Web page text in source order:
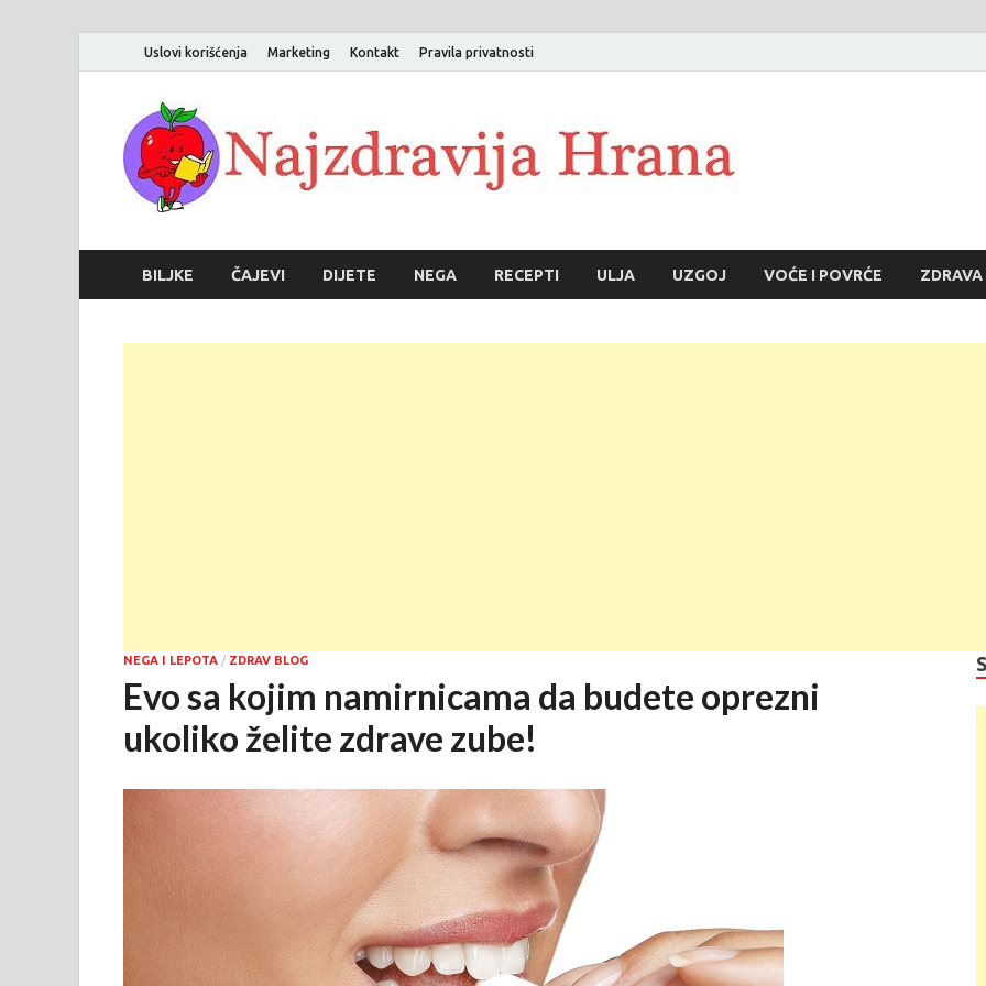
Uslovi korišćenja Marketing Kontakt Pravila privatnosti
BILJKE ČAJEVI DIJETE NEGA RECEPTI ULJA UZGOJ VOĆE I POVRĆE
NEGA I LEPOTA / ZDRAV BLOG
Evo sa kojim namirnicama da budete oprezni
ukoliko želite zdrave zube!